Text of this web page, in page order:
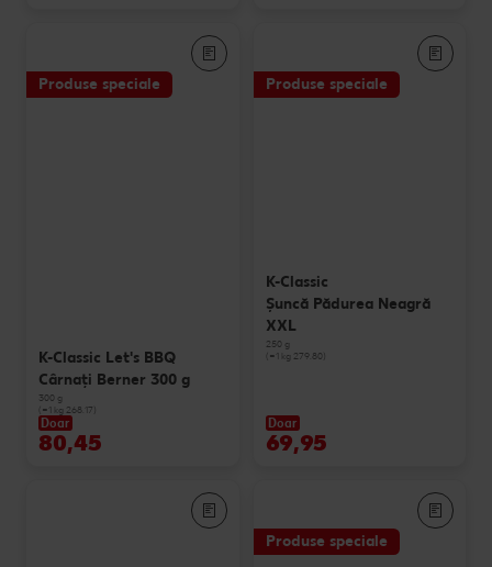
Produse speciale
K-Classic Let's BBQ
Cârnaţi Berner 300 g
300 g
(=1 kg 268.17)
Doar
80,45
Produse speciale
K-Classic
Şuncă Pădurea Neagră
XXL
250 g
(=1 kg 279.80)
Doar
69,95
Produse speciale